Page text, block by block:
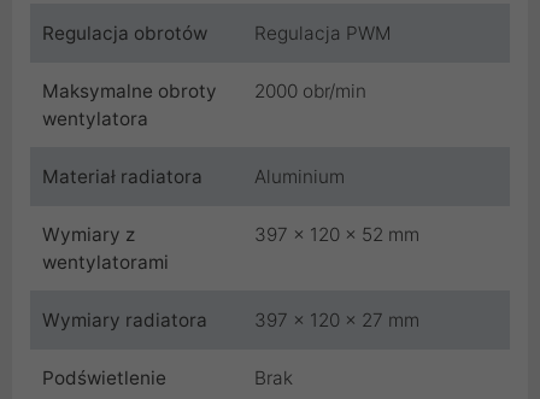
Regulacja obrotów Regulacja PWM
Maksymalne obroty
wentylatora
2000 obr/min
Materiał radiatora Aluminium
Wymiary z
wentylatorami
397 x 120 x 52 mm
Wymiary radiatora 397 x 120 x 27 mm
Podświetlenie Brak